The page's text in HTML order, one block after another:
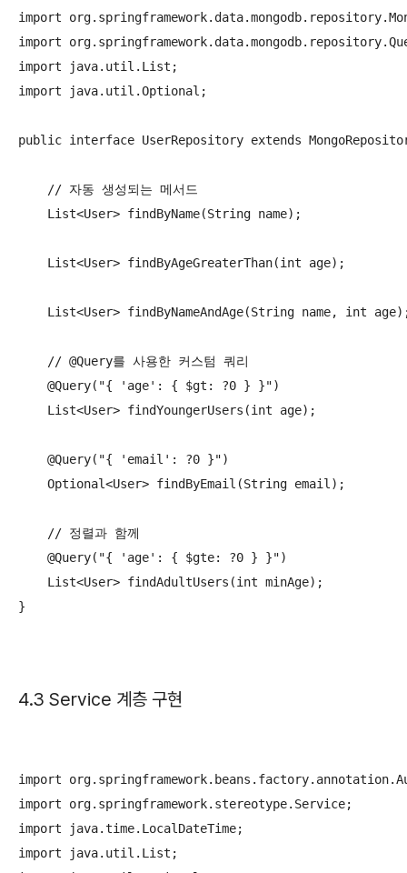
import
import
import java.util.List;
import java.util.Optional;
public interface UserRepository extends
    // 자동 생성되는 메서드
    List<User> findByName(String name);
    List<User> findByAgeGreaterThan(int age);
List<User> findByNameAndAge(String name, int
    // @Query를 사용한 커스텀 쿼리
    @Query("{ 'age': { $gt: ?0 } }")
    List<User> findYoungerUsers(int age);
    @Query("{ 'email': ?0 }")
    Optional<User> findByEmail(String email);
    // 정렬과 함께
    @Query("{ 'age': { $gte: ?0 } }")
    List<User> findAdultUsers(int minAge);
}
4.3 Service 계층 구현
import
import org.springframework.stereotype.Service;
import java.time.LocalDateTime;
import java.util.List;